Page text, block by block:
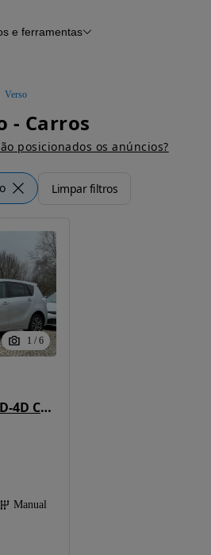
do veículo
e ferramentas
Verso
- Carros
posicionados os anúncios?
Limpar filtros
1 / 6
Toyota Verso 2.0 D-4D Comfort
Manual